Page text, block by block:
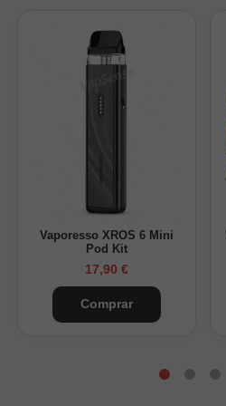
Batería: 3200mAh integrada
Potencia de salida: 5-100W
Pantalla: TFT de 0.96 pulgadas
Protección: IP67
Unidad de venta: 1 set
1 cable USB-C
1 manual de usuario
Aegis Mini 5 Mod de GeekVape
Vaporesso XROS 6 Mini
Pod Kit
17,90 €
Comprar